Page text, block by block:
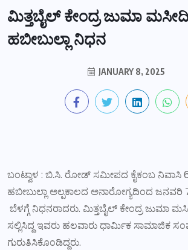
ಮಿತ್ತಬೈಲ್ ಕೇಂದ್ರ ಜುಮಾ
ಹಬೀಬುಲ್ಲಾ ನಿಧನ
JANUARY 8, 2025
ಬಂಟ್ವಾಳ : ಬಿ.ಸಿ. ರೋಡ್ ಸಮೀಪದ ಕೈಕಂಬ ನಿವಾಸಿ
ಹಬೀಬುಲ್ಲಾ ಅಲ್ಪಕಾಲದ ಅನಾರೋಗ್ಯದಿಂದ ಜನವರಿ
ಬೆಳಗ್ಗೆ ನಿಧನರಾದರು. ಮಿತ್ತಬೈಲ್ ಕೇಂದ್ರ ಜುಮಾ
ಸಲ್ಲಿಸಿದ್ದ ಇವರು ಹಲವಾರು ಧಾರ್ಮಿಕ ಸಾಮಾಜಿಕ
ಗುರುತಿಸಿಕೊಂಡಿದ್ದರು.